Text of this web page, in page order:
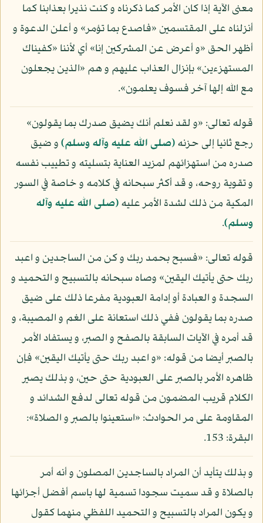
معنى الآية إذا كان الأمر كما ذكرناه و كنت نذيرا بعذابنا كما
أنزلناه على المقتسمين «فاصدع بما تؤمر» و أعلن الدعوة و
أظهر الحق «و أعرض عن المشركين إنا» أي لأننا «كفيناك
المستهزءين» بإنزال العذاب عليهم و هم «الذين يجعلون
مع الله إلها آخر فسوف يعلمون».
قوله تعالى: «و لقد نعلم أنك يضيق صدرك بما يقولون»
رجع ثانيا إلى حزنه(صلى الله عليه وآله وسلم)و ضيق
صدره من استهزائهم لمزيد العناية بتسليته و تطييب نفسه
و تقوية روحه، و قد أكثر سبحانه في كلامه و خاصة في السور
المكية من ذلك لشدة الأمر عليه(صلى الله عليه وآله
وسلم).
قوله تعالى: «فسبح بحمد ربك و كن من الساجدين و اعبد
ربك حتى يأتيك اليقين» وصاه سبحانه بالتسبيح و التحميد و
السجدة و العبادة أو إدامة العبودية مفرعا ذلك على ضيق
صدره بما يقولون ففي ذلك استعانة على الغم و المصيبة، و
قد أمره في الآيات السابقة بالصفح و الصبر، و يستفاد الأمر
بالصبر أيضا من قوله: «و اعبد ربك حتى يأتيك اليقين» فإن
ظاهره الأمر بالصبر على العبودية حتى حين، و بذلك يصير
الكلام قريب المضمون من قوله تعالى لدفع الشدائد و
المقاومة على مر الحوادث: «استعينوا بالصبر و الصلاة»:
البقرة: 153.
و بذلك يتأيد أن المراد بالساجدين المصلون و أنه أمر
بالصلاة و قد سميت سجودا تسمية لها باسم أفضل أجزائها
و يكون المراد بالتسبيح و التحميد اللفظي منهما كقول